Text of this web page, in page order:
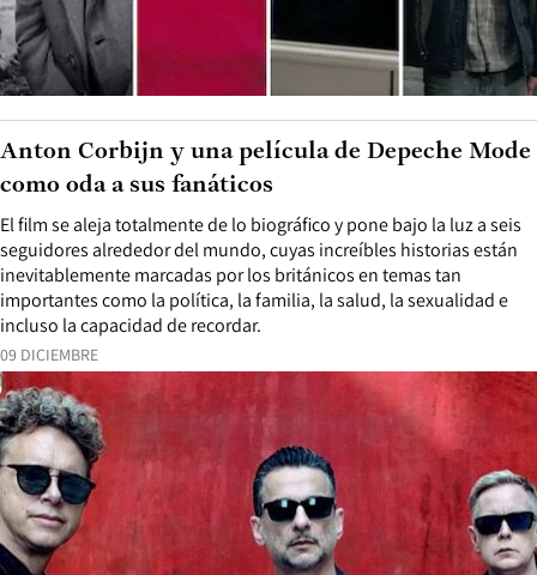
09 DICIEMBRE
El film se aleja totalmente de lo biográfico y pone bajo la luz a seis
seguidores alrededor del mundo, cuyas increíbles historias están
inevitablemente marcadas por los británicos en temas tan
importantes como la política, la familia, la salud, la sexualidad e
incluso la capacidad de recordar.
Anton Corbijn y una película de Depeche Mode
como oda a sus fanáticos